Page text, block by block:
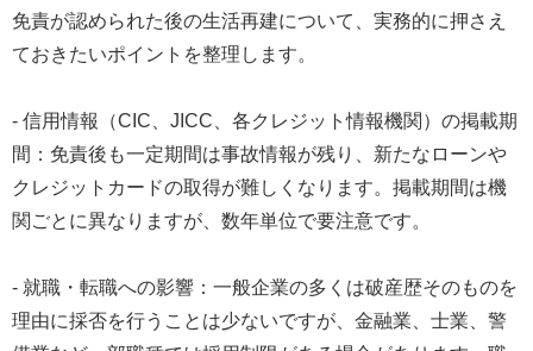
免責が認められた後の生活再建について、実務的に押さえ
ておきたいポイントを整理します。
- 信用情報（CIC、JICC、各クレジット情報機関）の掲載期
間：免責後も一定期間は事故情報が残り、新たなローンや
クレジットカードの取得が難しくなります。掲載期間は機
関ごとに異なりますが、数年単位で要注意です。
- 就職・転職への影響：一般企業の多くは破産歴そのものを
理由に採否を行うことは少ないですが、金融業、士業、警